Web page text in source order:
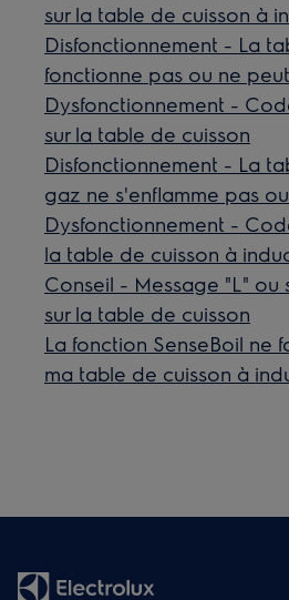
sur la table de cuisson à
Disfonctionnement - La
fonctionne pas ou ne
Dysfonctionnement -
sur la table de cuisson
Disfonctionnement - La
gaz ne s'enflamme pas
Dysfonctionnement -
la table de cuisson à
Conseil - Message "L" ou
sur la table de cuisson
La fonction SenseBoil ne
ma table de cuisson à